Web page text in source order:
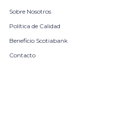
Sobre Nosotros
Política de Calidad
Beneficio Scotiabank
Contacto